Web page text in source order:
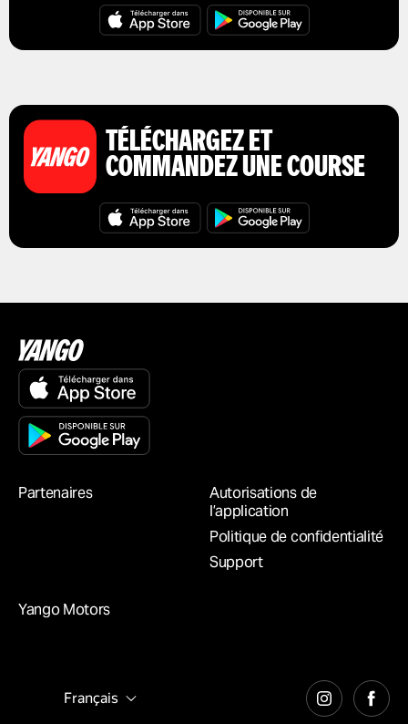
TÉLÉCHARGEZ ET
COMMANDEZ UNE COURSE
Partenaires
Autorisations de
l’application
Politique de confidentialité
Support
Yango Motors
Français